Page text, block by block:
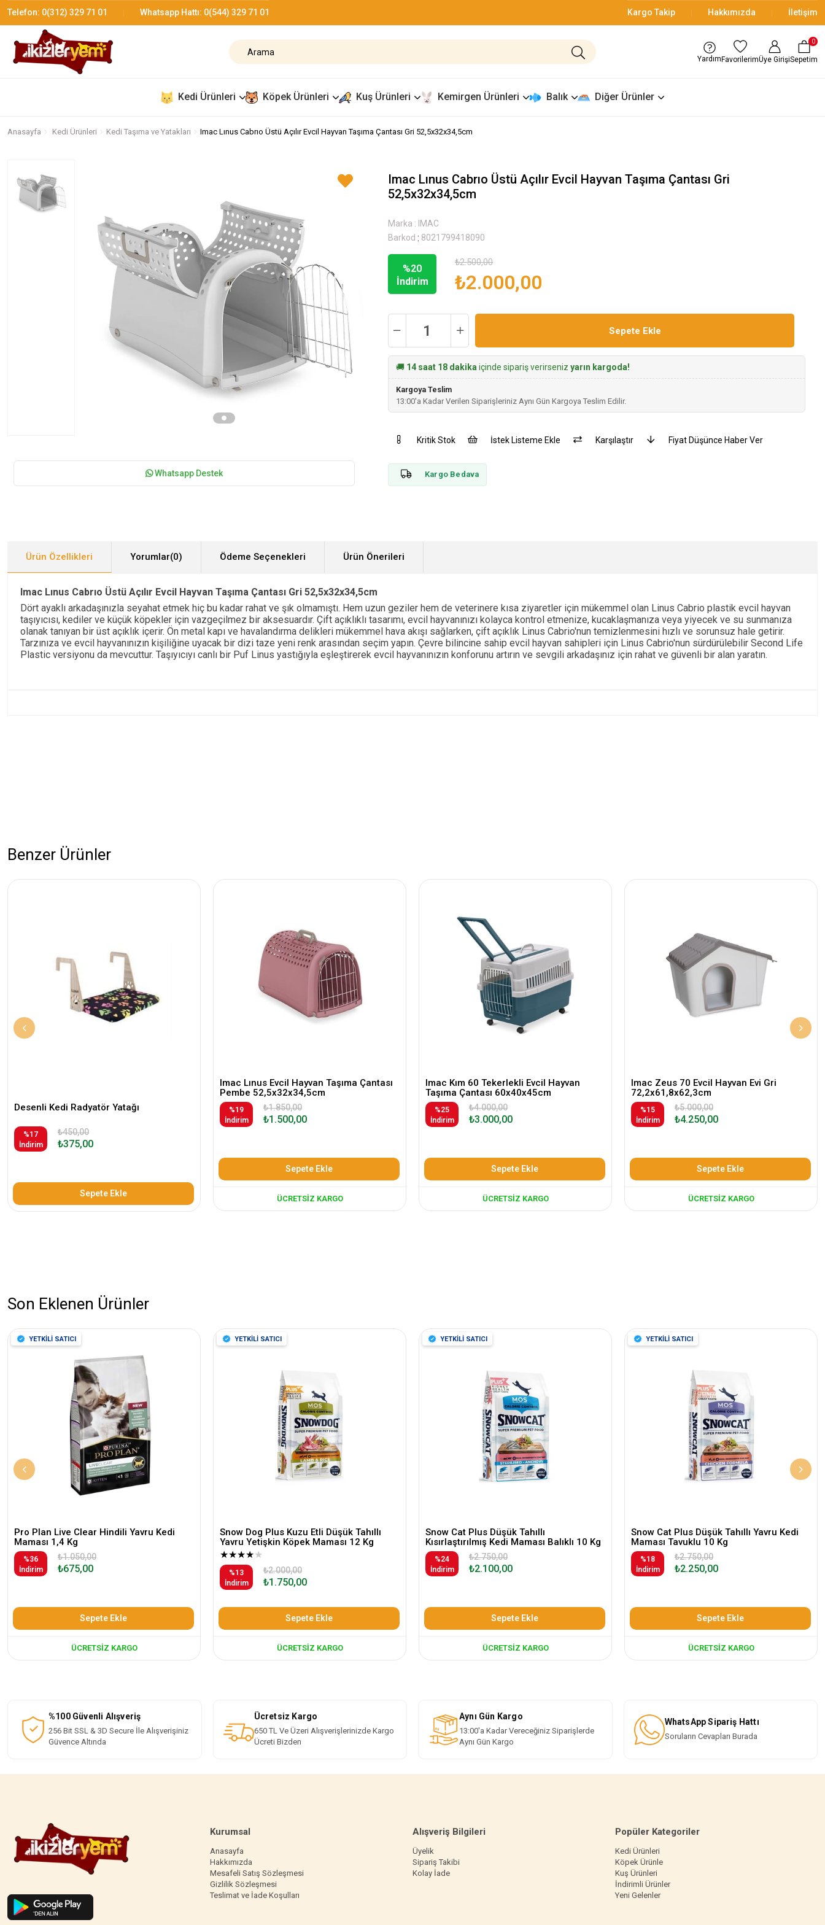
Telefon: 0(312) 329 71 01 Whatsapp Hattı: 0(544) 329 71 01 Kargo Takip Hakkımızda İletişim
Yardım FavorilerimÜye GirişiSepetim
0
Kedi Ürünleri Köpek Ürünleri Kuş Ürünleri Kemirgen Ürünleri Balık Diğer Ürünler
Anasayfa Kedi Ürünleri Kedi Taşıma ve Yatakları Imac Lınus Cabrıo Üstü Açılır Evcil Hayvan Taşıma Çantası Gri 52,5x32x34,5cm
Whatsapp Destek
Imac Lınus Cabrıo Üstü Açılır Evcil Hayvan Taşıma Çantası Gri
52,5x32x34,5cm
Marka : IMAC
Barkod : 8021799418090
%20
İndirim
₺2.500,00
₺2.000,00
🚚 14 saat 18 dakika içinde sipariş verirseniz yarın kargoda!
Kargoya Teslim
13:00'a Kadar Verilen Siparişleriniz Aynı Gün Kargoya Teslim Edilir.
Kritik Stok İstek Listeme Ekle Karşılaştır Fiyat Düşünce Haber Ver
Kargo Bedava
Ürün Özellikleri Yorumlar(0) Ödeme Seçenekleri Ürün Önerileri
Imac Lınus Cabrıo Üstü Açılır Evcil Hayvan Taşıma Çantası Gri 52,5x32x34,5cm
Dört ayaklı arkadaşınızla seyahat etmek hiç bu kadar rahat ve şık olmamıştı. Hem uzun geziler hem de veterinere kısa ziyaretler için mükemmel olan Linus Cabrio plastik evcil hayvan
taşıyıcısı, kediler ve küçük köpekler için vazgeçilmez bir aksesuardır. Çift açıklıklı tasarımı, evcil hayvanınızı kolayca kontrol etmenize, kucaklaşmanıza veya yiyecek ve su sunmanıza
olanak tanıyan bir üst açıklık içerir. Ön metal kapı ve havalandırma delikleri mükemmel hava akışı sağlarken, çift açıklık Linus Cabrio'nun temizlenmesini hızlı ve sorunsuz hale getirir.
Tarzınıza ve evcil hayvanınızın kişiliğine uyacak bir dizi taze yeni renk arasından seçim yapın. Çevre bilincine sahip evcil hayvan sahipleri için Linus Cabrio'nun sürdürülebilir Second Life
Plastic versiyonu da mevcuttur. Taşıyıcıyı canlı bir Puf Linus yastığıyla eşleştirerek evcil hayvanınızın konforunu artırın ve sevgili arkadaşınız için rahat ve güvenli bir alan yaratın.
Benzer Ürünler
Desenli Kedi Radyatör Yatağı
%17
İndirim
₺375,00
₺450,00
Sepete Ekle
Imac Lınus Evcil Hayvan Taşıma Çantası
Pembe 52,5x32x34,5cm
%19
İndirim
₺1.500,00
₺1.850,00
Sepete Ekle
ÜCRETSIZ KARGO
Imac Kım 60 Tekerlekli Evcil Hayvan
Taşıma Çantası 60x40x45cm
%25
İndirim
₺3.000,00
₺4.000,00
Sepete Ekle
ÜCRETSIZ KARGO
Imac Zeus 70 Evcil Hayvan Evi Gri
72,2x61,8x62,3cm
%15
İndirim
₺4.250,00
₺5.000,00
Sepete Ekle
ÜCRETSIZ KARGO
Son Eklenen Ürünler
Pro Plan Live Clear Hindili Yavru Kedi
Maması 1,4 Kg
%36
İndirim
₺675,00
₺1.050,00
Sepete Ekle
ÜCRETSIZ KARGO
YETKİLİ SATICI
Snow Dog Plus Kuzu Etli Düşük Tahıllı
Yavru Yetişkin Köpek Maması 12 Kg
★★★★★
%13
İndirim
₺1.750,00
₺2.000,00
Sepete Ekle
ÜCRETSIZ KARGO
YETKİLİ SATICI
Snow Cat Plus Düşük Tahıllı
Kısırlaştırılmış Kedi Maması Balıklı 10 Kg
%24
İndirim
₺2.100,00
₺2.750,00
Sepete Ekle
ÜCRETSIZ KARGO
YETKİLİ SATICI
Snow Cat Plus Düşük Tahıllı Yavru Kedi
Maması Tavuklu 10 Kg
%18
İndirim
₺2.250,00
₺2.750,00
Sepete Ekle
ÜCRETSIZ KARGO
YETKİLİ SATICI
%100 Güvenli Alışveriş
256 Bit SSL & 3D Secure İle Alışverişiniz
Güvence Altında
Ücretsiz Kargo
650 TL Ve Üzeri Alışverişlerinizde Kargo
Ücreti Bizden
Aynı Gün Kargo
13:00'a Kadar Vereceğiniz Siparişlerde
Aynı Gün Kargo
WhatsApp Sipariş Hattı
Soruların Cevapları Burada
Kurumsal
Anasayfa
Hakkımızda
Mesafeli Satış Sözleşmesi
Gizlilik Sözleşmesi
Teslimat ve İade Koşulları
Alışveriş Bilgileri
Üyelik
Sipariş Takibi
Kolay İade
Popüler Kategoriler
Kedi Ürünleri
Köpek Ürünle
Kuş Ürünleri
İndirimli Ürünler
Yeni Gelenler